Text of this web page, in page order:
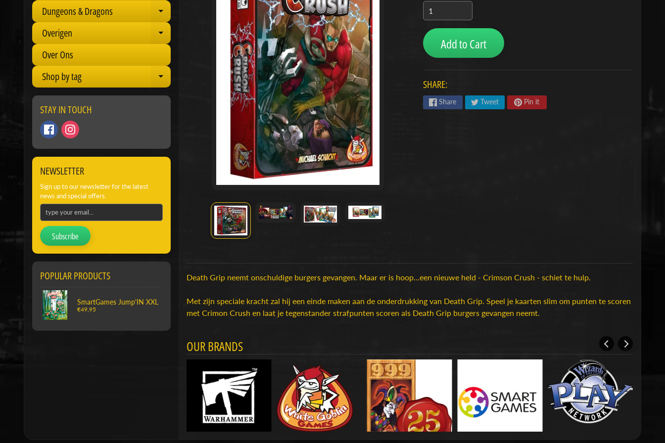
Dungeons & Dragons Expand child menu
Overigen Expand child menu
Over Ons
Shop by tag
Expand child menu
STAY IN TOUCH
NEWSLETTER
Sign up to our newsletter for the latest
news and special offers.
Subscribe
POPULAR PRODUCTS
SmartGames Jump'IN XXL
€49,95
Add to Cart
SHARE:
Share Tweet Pin it
Death Grip neemt onschuldige burgers gevangen. Maar er is hoop…een nieuwe held - Crimson Crush - schiet te hulp.
Met zijn speciale kracht zal hij een einde maken aan de onderdrukking van Death Grip. Speel je kaarten slim om punten te scoren
met Crimon Crush en laat je tegenstander strafpunten scoren als Death Grip burgers gevangen neemt.
OUR BRANDS